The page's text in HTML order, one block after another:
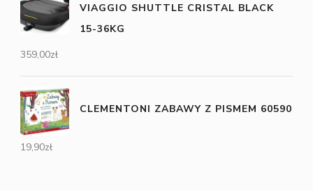
VIAGGIO SHUTTLE CRISTAL BLACK
15-36KG
359,00zł
CLEMENTONI ZABAWY Z PISMEM 60590
19,90zł